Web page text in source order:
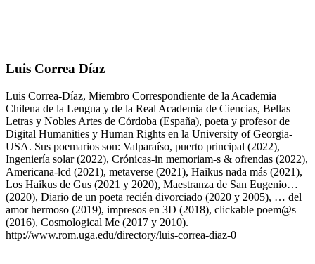
Luis Correa Díaz
Luis Correa-Díaz, Miembro Correspondiente de la Academia
Chilena de la Lengua y de la Real Academia de Ciencias, Bellas
Letras y Nobles Artes de Córdoba (España), poeta y profesor de
Digital Humanities y Human Rights en la University of Georgia-
USA. Sus poemarios son: Valparaíso, puerto principal (2022),
Ingeniería solar (2022), Crónicas-in memoriam-s & ofrendas (2022),
Americana-lcd (2021), metaverse (2021), Haikus nada más (2021),
Los Haikus de Gus (2021 y 2020), Maestranza de San Eugenio…
(2020), Diario de un poeta recién divorciado (2020 y 2005), … del
amor hermoso (2019), impresos en 3D (2018), clickable poem@s
(2016), Cosmological Me (2017 y 2010).
http://www.rom.uga.edu/directory/luis-correa-diaz-0